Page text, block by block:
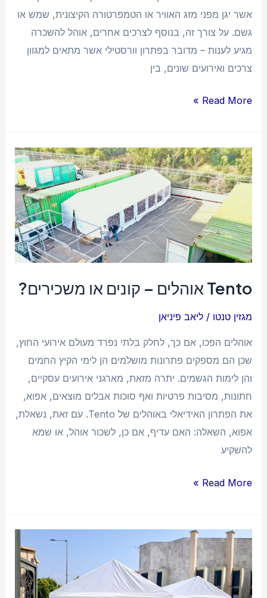
אשר יגן מפני מזג האוויר או הטמפרטורה הקיצונית, שמש או
גשם. על צורך זה, בנוסף לצרכים אחרים, אוהל להשכרה
מגיע לענות – מדובר בפתרון וורסטילי אשר מתאים למגוון
צרכים ואירועים שונים, בין
Read More »
Tento אוהלים – קונים או משכירים?
מגזין טנטו /ליאב פיניאן
אוהלים הפכו, אם כך, לחלק בלתי נפרד מעולם אירועי החוץ,
שכן הם מספקים פתרונות מושלמים הן לימי הקיץ החמים
והן לימות הגשמים. יתרה מזאת, מארגני אירועים עסקיים,
חתונות, מסיבות פרטיות ואף סוכות אבלים מוצאים, אפוא,
את הפתרון האידיאלי באוהלים של Tento. עם זאת, נשאלת,
אפוא, השאלה: האם עדיף, אם כן, לשכור אוהל, או שמא
להשקיע
Tento
אוהלים
קונים
או
משכירים?
Read More »
אוהלים
לאירועים:
רכישה
והשכרה